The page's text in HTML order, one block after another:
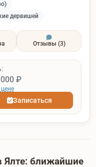
дервишей
Отзывы (3)
₽
Записаться
Ялте: ближайшие